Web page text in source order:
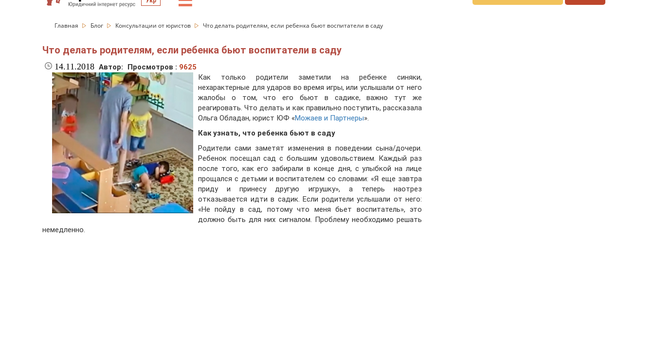
Главная Блог Консультации от юристов Что делать родителям, если ребенка бьют воспитатели в саду
Что делать родителям, если ребенка бьют воспитатели в саду
14.11.2018 Автор: Просмотров : 9625
Как только родители заметили на ребенке синяки,
нехарактерные для ударов во время игры, или услышали от него
жалобы о том, что его бьют в садике, важно тут же
реагировать. Что делать и как правильно поступить, рассказала
Ольга Обладан, юрист ЮФ «Можаев и Партнеры».
Как узнать, что ребенка бьют в саду
Родители сами заметят изменения в поведении сына/дочери.
Ребенок посещал сад с большим удовольствием. Каждый раз
после того, как его забирали в конце дня, с улыбкой на лице
прощался с детьми и воспитателем со словами: «Я еще завтра
приду и принесу другую игрушку», а теперь наотрез
отказывается идти в садик. Если родители услышали от него:
«Не пойду в сад, потому что меня бьет воспитатель», это
должно быть для них сигналом. Проблему необходимо решать
немедленно.